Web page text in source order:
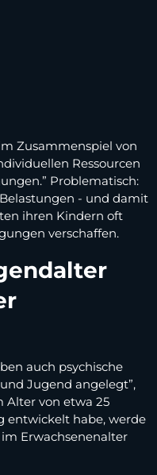
Zusammenspiel von
Ressourcen
Problematisch:
- und damit
ihren Kindern oft
verschaffen.
auch psychische
Jugend angelegt”,
Alter von etwa 25
entwickelt habe, werde
Erwachsenenalter